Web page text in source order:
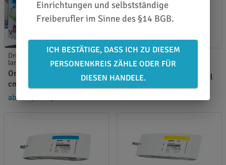
Druckfolien Orajet mittel-
langfristig
Orajet 3651G-010 - 137
cm x 50 m
ab 215,04 €/ Rolle
Mutoh Tinte
Mutoh VJ-LSINK1-MA1LB
magenta - 1000 ml Beutel
ab 115,00 €/ Stück
Einrichtungen und selbstständige
Freiberufler im Sinne des §14 BGB.
ICH BESTÄTIGE, DASS ICH ZU DIESEM
PERSONENKREIS ZÄHLE ODER FÜR
DIESEN HANDELE.